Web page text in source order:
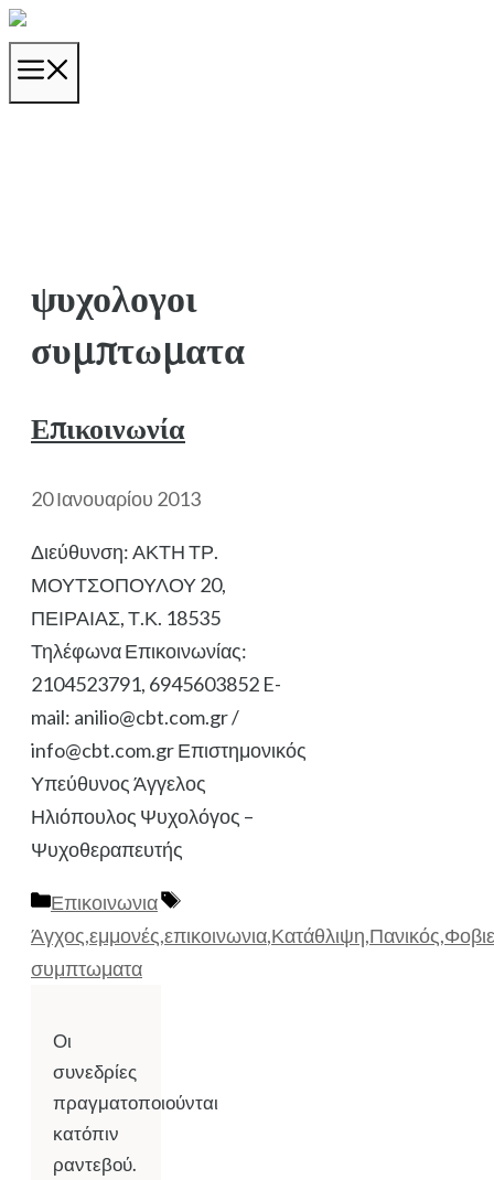
Μετάβαση
σε
ψυχολογοι
συμπτωματα
Επικοινωνία
20 Ιανουαρίου 2013
Διεύθυνση: ΑΚΤΗ ΤΡ.
ΜΟΥΤΣΟΠΟΥΛΟΥ 20,
ΠΕΙΡΑΙΑΣ, Τ.Κ. 18535
Τηλέφωνα Επικοινωνίας:
2104523791, 6945603852 E-
mail: anilio@cbt.com.gr /
info@cbt.com.gr Επιστημονικός
Υπεύθυνος Άγγελος
Ηλιόπουλος Ψυχολόγος –
Ψυχοθεραπευτής
Κατηγορίες
Επικοινωνια
Ετικέτες
Άγχος,εμμονές,επικοινωνια,Κατάθλιψη,Πανικός,
συμπτωματα
Οι
συνεδρίες
πραγματοποιούνται
κατόπιν
ραντεβού.